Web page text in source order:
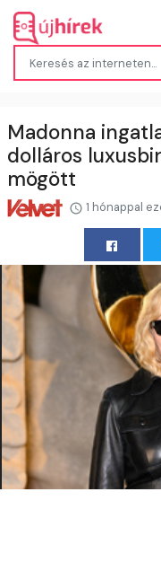
Madonna
dolláros
mögött
1 hónappal